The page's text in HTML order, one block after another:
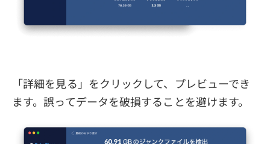
「詳細を見る」をクリックして、プレビューでき
ます。誤ってデータを破損することを避けます。